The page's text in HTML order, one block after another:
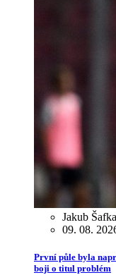
Jakub Šafka
09. 08.
První půle byla
boji o titul problém